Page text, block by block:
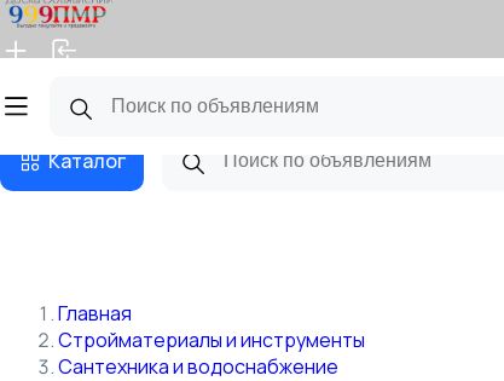
Главная
Каталог
Главная
Стройматериалы и инструменты
Сантехника и водоснабжение